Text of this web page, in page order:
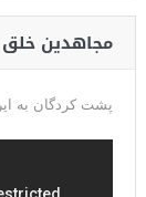
مجاهدین خلق
پشت کردگان به